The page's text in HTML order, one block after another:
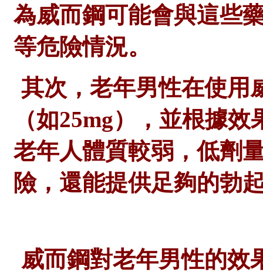
為威而鋼可能會與這些
等危險情況。
其次，老年男性在使用
（如25mg），並根據效
老年人體質較弱，低劑
險，還能提供足夠的勃
威而鋼對老年男性的效